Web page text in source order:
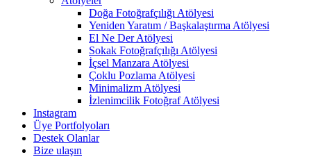
Doğa Fotoğrafçılığı Atölyesi
Yeniden Yaratım / Başkalaştırma Atölyesi
El Ne Der Atölyesi
Sokak Fotoğrafçılığı Atölyesi
İçsel Manzara Atölyesi
Çoklu Pozlama Atölyesi
Minimalizm Atölyesi
İzlenimcilik Fotoğraf Atölyesi
Instagram
Üye Portfolyoları
Destek Olanlar
Bize ulaşın